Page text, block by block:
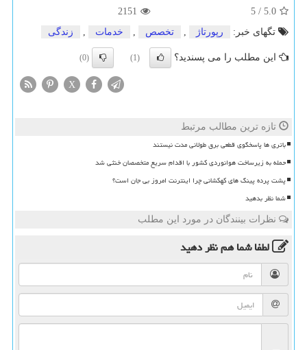
5.0
/
5
2151
تگهای خبر:
رپورتاژ , تخصص , خدمات , زندگی
این مطلب را می پسندید؟ (1)
(0)
X
تازه ترین مطالب مرتبط
باتری ها پاسخگوی قطعی برق طولانی مدت نیستند
حمله به زیرساخت هوانوردی کشور با اقدام سریع متخصصان خنثی شد
پشت پرده پینگ های کهکشانی چرا اینترنت امروز بی جان است؟
شما نظر بدهید
نظرات بینندگان در مورد این مطلب
لطفا شما همنظر دهید